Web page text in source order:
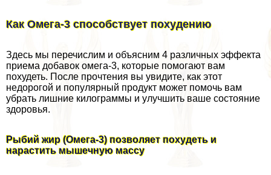
Как Омега-3 способствует похудению
Здесь мы перечислим и объясним 4 различных эффекта
приема добавок омега-3, которые помогают вам
похудеть. После прочтения вы увидите, как этот
недорогой и популярный продукт может помочь вам
убрать лишние килограммы и улучшить ваше состояние
здоровья.
Рыбий жир (Омега-3) позволяет похудеть и
нарастить мышечную массу